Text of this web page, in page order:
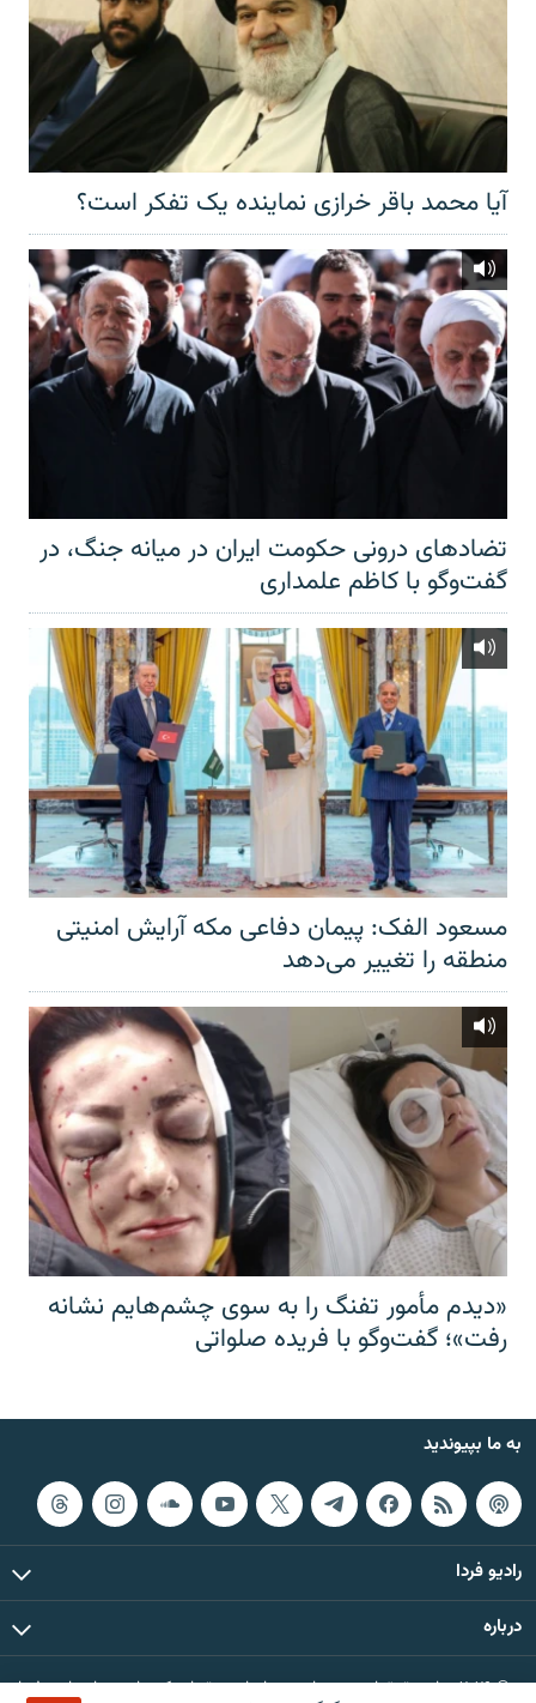
آیا محمد باقر خرازی نماینده یک تفکر است؟
تضادهای درونی حکومت ایران در میانه جنگ، در
گفت‌‌وگو با کاظم علمداری
مسعود الفک: پیمان دفاعی مکه آرایش امنیتی
منطقه را تغییر می‌دهد
«دیدم مأمور تفنگ را به سوی چشم‌هایم نشانه
رفت»؛ گفت‌و‌گو با فریده صلواتی
به ما بپیوندید
رادیو فردا
درباره
© ۲۰۲۶ تمام حقوق این وب‌سایت، بر اساس مقررات کپی‌رایت، برای رادیو فردا